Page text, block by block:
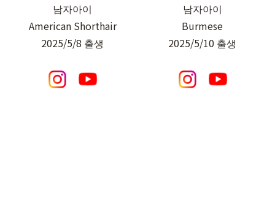
남자아이
American Shorthair
2025/5/8 출생
남자아이
Burmese
2025/5/10 출생